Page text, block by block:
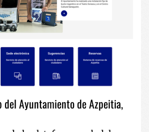
del Ayuntamiento de Azpeitia,